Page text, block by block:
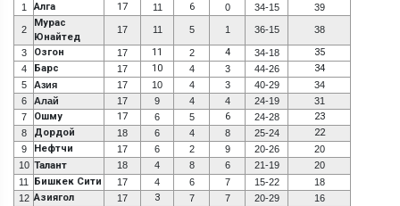
1 Алга 17 11 6 0 34-15 39
2
Мурас
Юнайтед
17 11 5 1 36-15 38
3 Озгон 17 11 2 4 34-18 35
4 Барс 17 10 4 3 44-26 34
5 Азия 17 10 4 3 40-29
34
6
Алай 17 9 4 4 24-19
31
7
Ошму 17 6 5 6 24-28 23
8 Дордой 18 6 4 8 25-24 22
9 Нефтчи 17 6 2 9 20-26
20
10 Талант 18 4 8 6 21-19
20
11
Бишкек Сити 17 4 6 7 15-22
18
12 Азиягол 17 3 7 7 20-29
16